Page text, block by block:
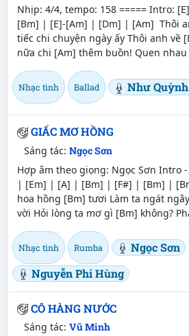
Nhịp: 4/4, tempo: 158 ===== Intro:
[Bm] | [E]-[Am] | [Dm] | [Am] Thôi
tiếc chi chuyện ngày ấy Thôi anh về
nữa chi [Am] thêm buồn! Quen
Nhạc tình Ballad Như Quỳnh
GIẤC MƠ HỒNG
Sáng tác: Ngọc Sơn
Hợp âm theo giọng: Ngọc Sơn Intro
| [Em] | [A] | [Bm] | [F#] | [Bm] |
hoa hồng [Bm] tươi Làm ta ngát
vời Hỏi lòng ta mơ gì [Bm] không?
Nhạc tình Rumba
Ngọc Sơn
Nguyễn Phi Hùng
CÔ HÀNG NƯỚC
Sáng tác: Vũ Minh